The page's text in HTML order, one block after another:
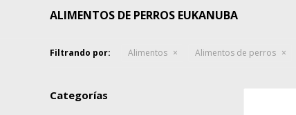
ALIMENTOS DE PERROS EUKANUBA
Filtrando por: Alimentos Alimentos de perros
Categorías